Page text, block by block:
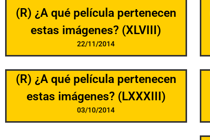
(R) ¿A qué película pertenecen
estas imágenes? (XLVIII)
22/11/2014
(R) ¿A qué película pertenecen
estas imágenes? (LXXXIII)
03/10/2014